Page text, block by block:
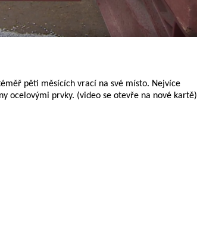
pěti měsících vrací na své místo. Nejvíce
ocelovými prvky. (video se otevře na nové kartě)